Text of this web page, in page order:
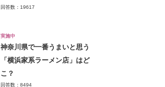
回答数：19617
実施中
神奈川県で一番うまいと思う
「横浜家系ラーメン店」はど
こ？
回答数：8494